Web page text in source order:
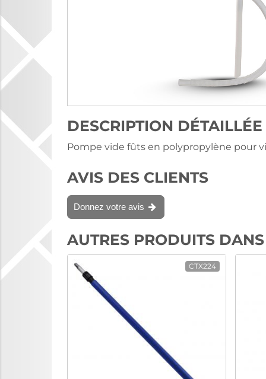
DESCRIPTION DÉTAILLÉE
Pompe vide fûts en polypropylène pour
AVIS DES CLIENTS
Donnez votre avis
AUTRES PRODUITS
CTX224